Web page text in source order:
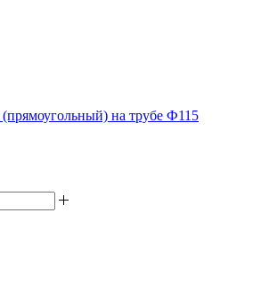
на трубе Ф115